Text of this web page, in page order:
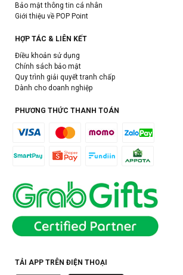
Bảo mật thông tin cá nhân
Giới thiệu về POP Point
HỢP TÁC & LIÊN KẾT
Điều khoản sử dụng
Chính sách bảo mật
Quy trình giải quyết tranh chấp
Dành cho doanh nghiệp
PHƯƠNG THỨC THANH TOÁN
TẢI APP TRÊN ĐIỆN THOẠI